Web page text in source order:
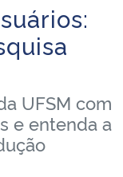
UFSM com
e entenda a